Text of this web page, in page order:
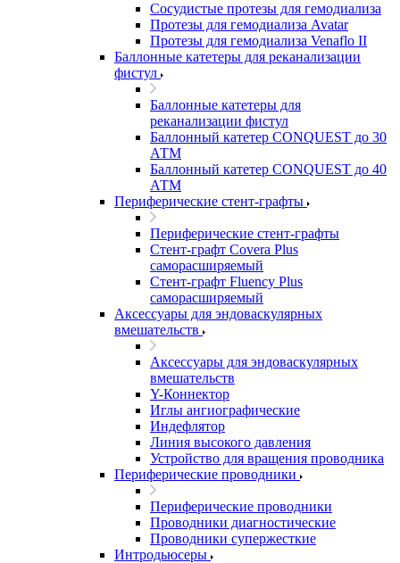
Сосудистые протезы для гемодиализа
Протезы для гемодиализа Avatar
Протезы для гемодиализа Venaflo II
Баллонные катетеры для реканализации
фистул
Баллонные катетеры для
реканализации фистул
Баллонный катетер CONQUEST до 30
АТМ
Баллонный катетер CONQUEST до 40
АТМ
Периферические стент-графты
Периферические стент-графты
Стент-графт Covera Plus
саморасширяемый
Стент-графт Fluency Plus
саморасширяемый
Аксессуары для эндоваскулярных
вмешательств
Аксессуары для эндоваскулярных
вмешательств
Y-Коннектор
Иглы ангиографические
Индефлятор
Линия высокого давления
Устройство для вращения проводника
Периферические проводники
Периферические проводники
Проводники диагностические
Проводники супержесткие
Интродьюсеры